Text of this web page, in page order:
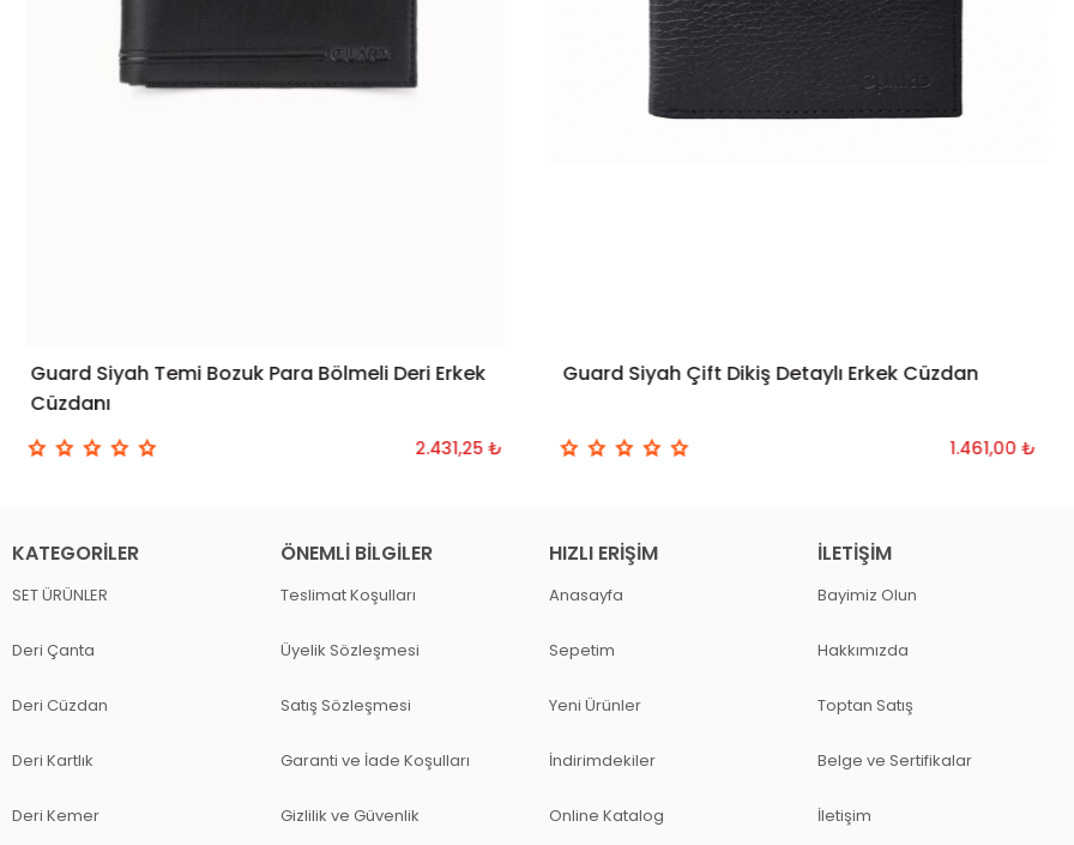
SEPETE EKLE
Guard Siyah Temi Bozuk Para Bölmeli Deri Erkek
Cüzdanı
2.431,25 ₺
SEPETE EKLE
Guard Siyah Çift Dikiş Detaylı Erkek Cüzdan
1.461,00 ₺
KATEGORILER
SET ÜRÜNLER
Deri Çanta
Deri Cüzdan
Deri Kartlık
Deri Kemer
ÖNEMLI BILGILER
Teslimat Koşulları
Üyelik Sözleşmesi
Satış Sözleşmesi
Garanti ve İade Koşulları
Gizlilik ve Güvenlik
HIZLI ERIŞIM
Anasayfa
Sepetim
Yeni Ürünler
İndirimdekiler
Online Katalog
İLETIŞIM
Bayimiz Olun
Hakkımızda
Toptan Satış
Belge ve Sertifikalar
İletişim